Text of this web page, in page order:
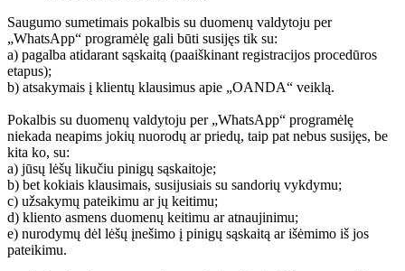
Saugumo sumetimais pokalbis su duomenų valdytoju per
„WhatsApp“ programėlę gali būti susijęs tik su:
a) pagalba atidarant sąskaitą (paaiškinant registracijos procedūros
etapus);
b) atsakymais į klientų klausimus apie „OANDA“ veiklą.
Pokalbis su duomenų valdytoju per „WhatsApp“ programėlę
niekada neapims jokių nuorodų ar priedų, taip pat nebus susijęs, be
kita ko, su:
a) jūsų lėšų likučiu pinigų sąskaitoje;
b) bet kokiais klausimais, susijusiais su sandorių vykdymu;
c) užsakymų pateikimu ar jų keitimu;
d) kliento asmens duomenų keitimu ar atnaujinimu;
e) nurodymų dėl lėšų įnešimo į pinigų sąskaitą ar išėmimo iš jos
pateikimu.